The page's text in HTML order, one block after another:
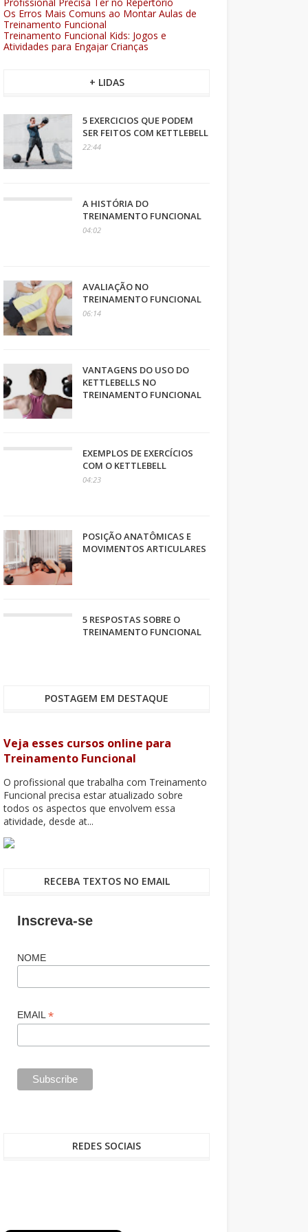
Os Erros Mais Comuns ao Montar Aulas de
Treinamento Funcional
Treinamento Funcional Kids: Jogos e
Atividades para Engajar Crianças
+ LIDAS
5 EXERCICIOS QUE PODEM
SER FEITOS COM KETTLEBELL
22:44
A HISTÓRIA DO
TREINAMENTO FUNCIONAL
04:02
AVALIAÇÃO NO
TREINAMENTO FUNCIONAL
06:14
VANTAGENS DO USO DO
KETTLEBELLS NO
TREINAMENTO FUNCIONAL
EXEMPLOS DE EXERCÍCIOS
COM O KETTLEBELL
04:23
POSIÇÃO ANATÔMICAS E
MOVIMENTOS ARTICULARES
5 RESPOSTAS SOBRE O
TREINAMENTO FUNCIONAL
POSTAGEM EM DESTAQUE
Veja esses cursos online para
Treinamento Funcional
O profissional que trabalha com Treinamento
Funcional precisa estar atualizado sobre
todos os aspectos que envolvem essa
atividade, desde at...
RECEBA TEXTOS NO EMAIL
Inscreva-se
NOME
EMAIL *
REDES SOCIAIS